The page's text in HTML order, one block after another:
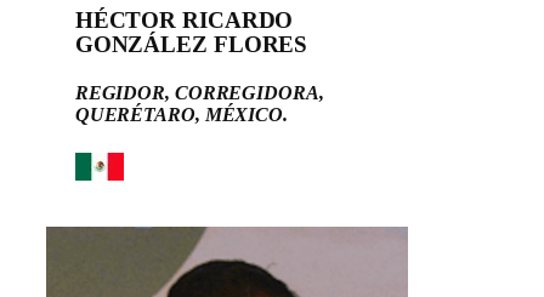
HÉCTOR RICARDO
GONZÁLEZ FLORES
REGIDOR, CORREGIDORA,
QUERÉTARO, MÉXICO.